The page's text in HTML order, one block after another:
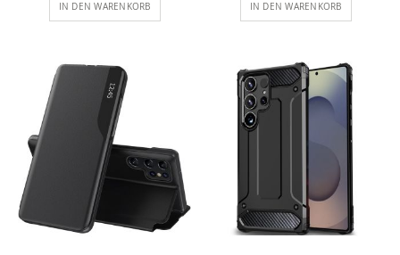
IN DEN WARENKORB IN DEN WARENKORB